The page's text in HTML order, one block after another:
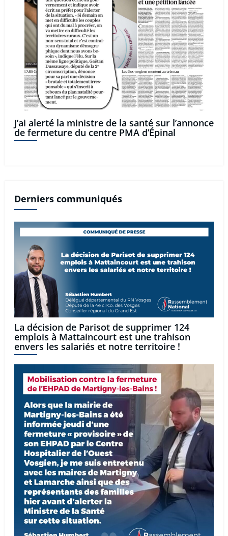
J’ai alerté la ministre de la santé sur l’annonce
de fermeture du centre PMA d’Épinal
Derniers communiqués
La décision de Parisot de supprimer 124
emplois à Mattaincourt est une trahison
envers les salariés et notre territoire !